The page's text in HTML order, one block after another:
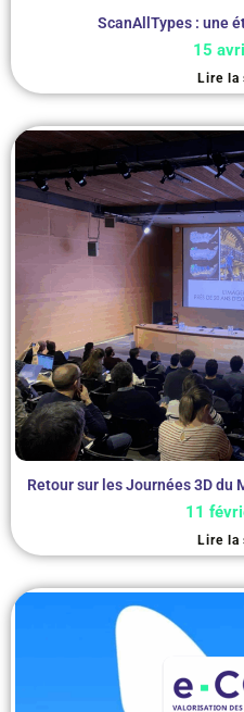
ScanAllTypes : une
15
Lire la
Retour sur les Journées 3D du
11
Lire la